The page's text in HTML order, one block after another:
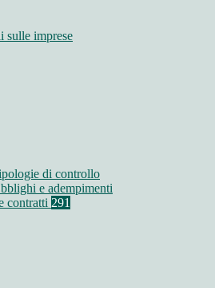
sulle imprese
di controllo
e adempimenti
contratti 291